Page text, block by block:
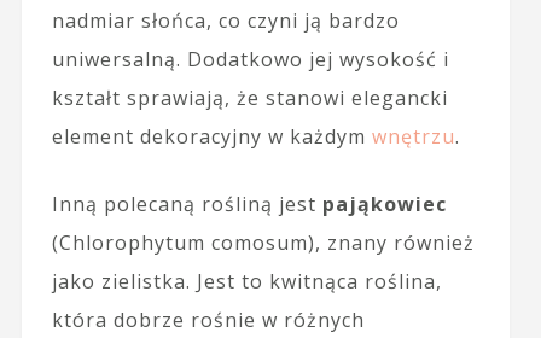
nadmiar słońca, co czyni ją bardzo
uniwersalną. Dodatkowo jej wysokość i
kształt sprawiają, że stanowi elegancki
element dekoracyjny w każdym wnętrzu.
Inną polecaną rośliną jest pająkowiec
(Chlorophytum comosum), znany również
jako zielistka. Jest to kwitnąca roślina,
która dobrze rośnie w różnych